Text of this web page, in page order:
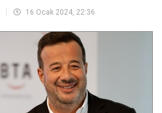
16 Ocak 2024, 22:36